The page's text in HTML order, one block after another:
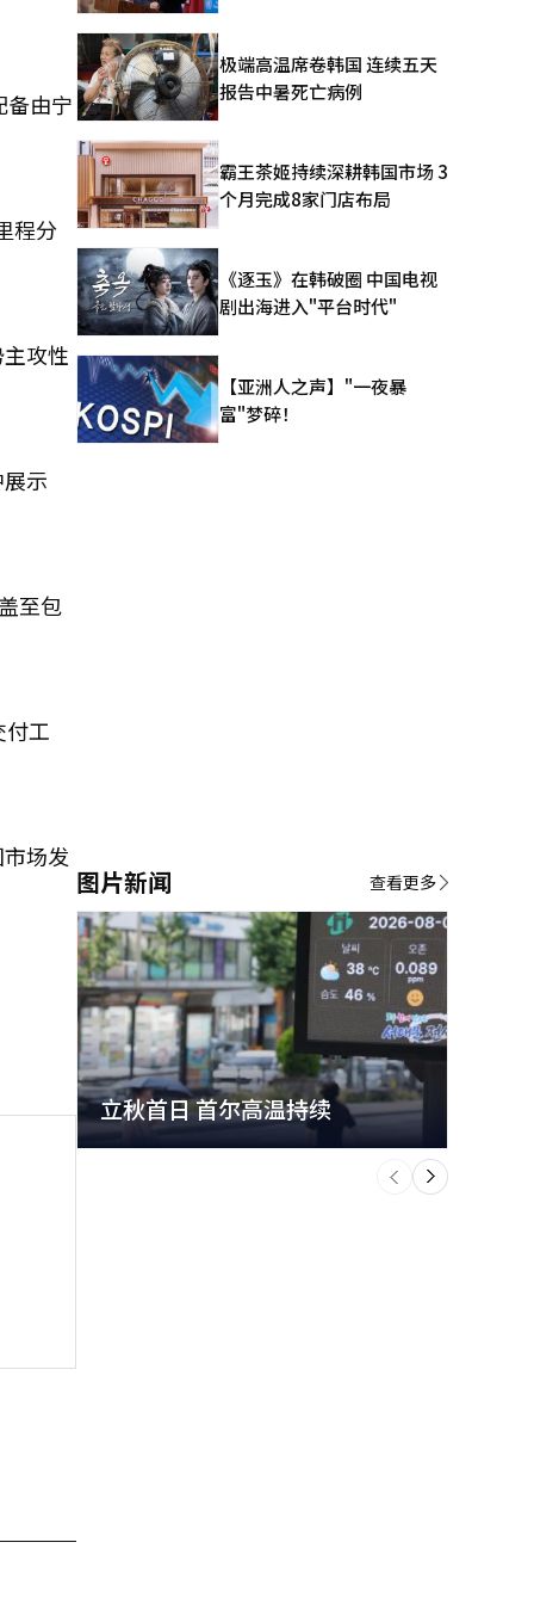
备由宁
程分
攻性
示
至包
付工
场发
极端高温席卷韩国 连续五天
报告中暑死亡病例
霸王茶姬持续深耕韩国市场 3
个月完成8家门店布局
《逐玉》在韩破圈 中国电视
剧出海进入"平台时代"
【亚洲人之声】"一夜暴
富"梦碎！
图片新闻
立秋首日 首尔高温持续
下
一
个
查看更多